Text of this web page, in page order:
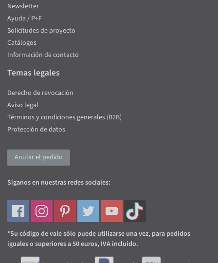
Newsletter
Ayuda / P+F
Solicitudes de proyecto
Catálogos
Información de contacto
Temas legales
Derecho de revocación
Aviso legal
Términos y condiciones generales (B2B)
Protección de datos
Anular el pedido
Síganos en nuestras redes sociales:
*Su código de vale sólo puede utilizarse una vez, para pedidos
iguales o superiores a 50 euros, IVA incluido.